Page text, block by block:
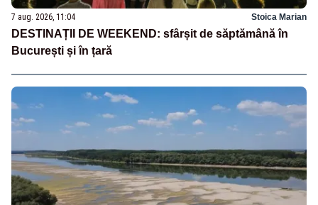
7 aug. 2026, 11:04 Stoica Marian
DESTINAȚII DE WEEKEND: sfârșit de săptămână în
București și în țară